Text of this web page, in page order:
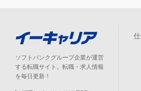
ソフトバンクグループ企業が運営
する転職サイト。転職・求人情報
を毎日更新！